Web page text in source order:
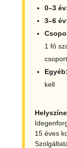
0–3
3–6
1 fő
Egyéb:
kell
15 éves